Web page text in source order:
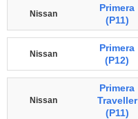
Nissan
Primera
(P11)
Nissan
Primera
(P12)
Nissan
Primera
Traveller
(P11)